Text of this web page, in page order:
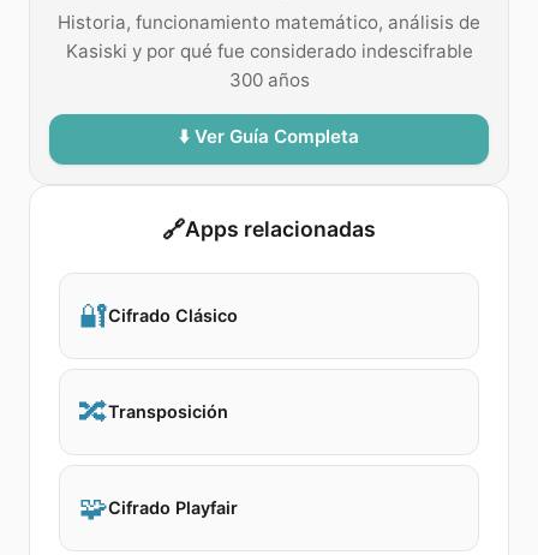
Historia, funcionamiento matemático, análisis de
Kasiski y por qué fue considerado indescifrable
300 años
⬇️ Ver Guía Completa
🔗Apps relacionadas
🔐Cifrado Clásico
🔀Transposición
🧩Cifrado Playfair